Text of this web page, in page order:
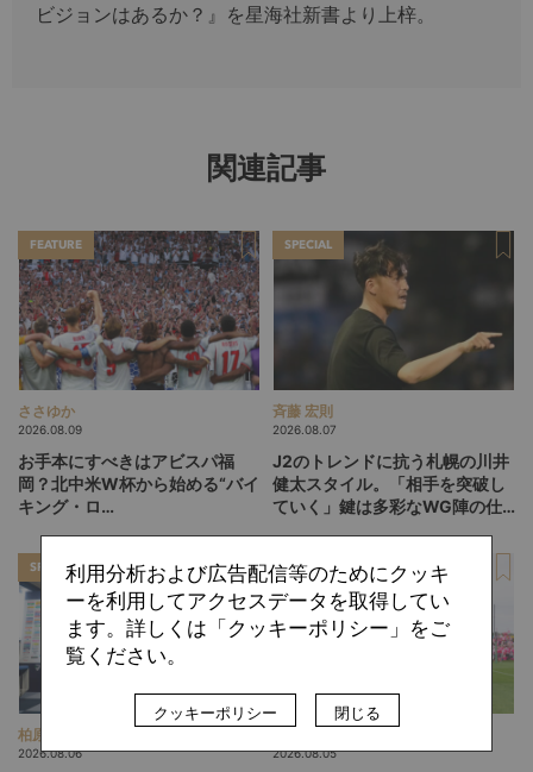
ビジョンはあるか？』を星海社新書より上梓。
関連記事
FEATURE
ささゆか
2026.08.09
お手本にすべきはアビスパ福
岡？北中米W杯から始める“バイ
キング・ロ
探す旅
SPECIAL
斉藤 宏則
2026.08.07
J2のトレンドに抗う札幌の川井
健太スタイル。「相手を突破し
ていく」鍵は多彩なWG陣の仕
SPECIAL
柏原 敏
2026.08.06
SPECIAL
2026.08.05
利用分析および広告配信等のためにクッキ
ーを利用してアクセスデータを取得してい
ます。詳しくは「クッキーポリシー」をご
覧ください。
クッキーポリシー 閉じる